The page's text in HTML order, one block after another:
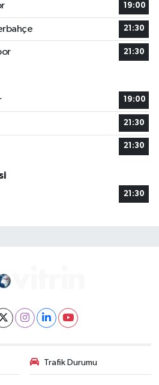
19:00
21:30
21:30
19:00
21:30
21:30
21:30
Trafik Durumu